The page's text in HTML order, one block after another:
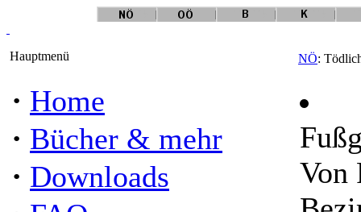
Hauptmenü
· Home
· Bücher & mehr
· Downloads
NÖ:
Von